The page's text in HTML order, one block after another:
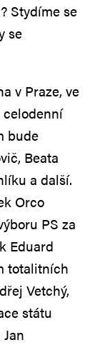
Stydíme se
se
v Praze, ve
celodenní
bude
Beata
a další.
Orco
PS za
Eduard
totalitních
Vetchý,
státu